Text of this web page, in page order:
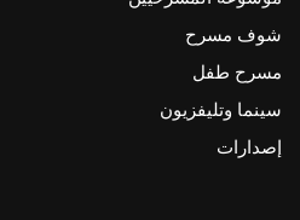
شوف مسرح
مسرح طفل
سينما وتليفزيون
إصدارات